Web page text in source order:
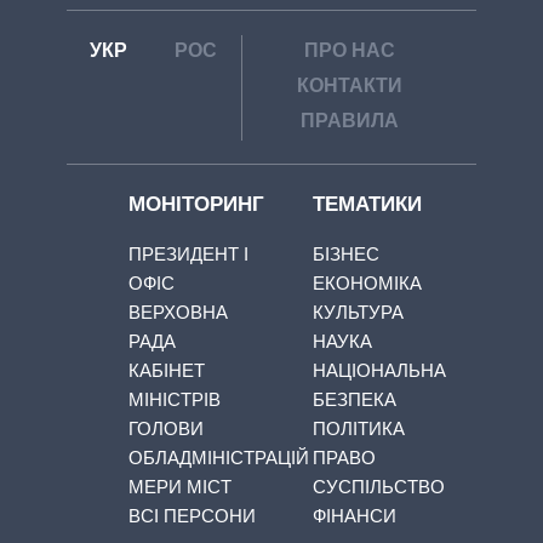
УКР РОС
ПРО НАС
КОНТАКТИ
ПРАВИЛА
МОНІТОРИНГ
ПРЕЗИДЕНТ І
ОФІС
ВЕРХОВНА
РАДА
КАБІНЕТ
МІНІСТРІВ
ГОЛОВИ
ОБЛАДМІНІСТРАЦІЙ
МЕРИ МІСТ
ВСІ ПЕРСОНИ
ТЕМАТИКИ
БІЗНЕС
ЕКОНОМІКА
КУЛЬТУРА
НАУКА
НАЦІОНАЛЬНА
БЕЗПЕКА
ПОЛІТИКА
ПРАВО
СУСПІЛЬСТВО
ФІНАНСИ